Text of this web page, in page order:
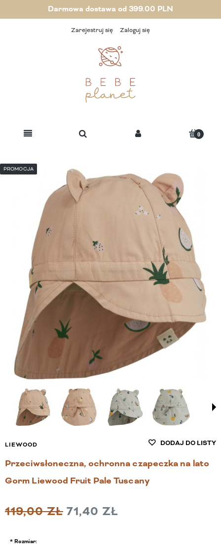
Darmowa dostawa od 399.00 PLN
Zarejestruj się Zaloguj się
PROMOCJA
DODAJ DO LISTY
LIEWOOD
Przeciwsłoneczna, ochronna czapeczka na lato
Gorm Liewood Fruit Pale Tuscany
119,00 ZŁ 71,40 ZŁ
* Rozmiar: